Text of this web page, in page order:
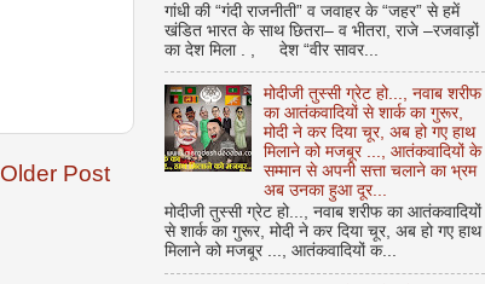
Older Post
गांधी की “गंदी राजनीती” व जवाहर के “जहर” से हमें
खंडित भारत के साथ छितरा– व भीतरा, राजे –रजवाड़ों
का देश मिला . , देश “वीर सावर...
मोदीजी तुस्सी ग्रेट हो..., नवाब शरीफ
का आतंकवादियों से शार्क का गुरूर,
मोदी ने कर दिया चूर, अब हो गए हाथ
मिलाने को मजबूर ..., आतंकवादियों के
सम्मान से अपनी सत्ता चलाने का भ्रम
अब उनका हुआ दूर...
मोदीजी तुस्सी ग्रेट हो..., नवाब शरीफ का आतंकवादियों
से शार्क का गुरूर, मोदी ने कर दिया चूर, अब हो गए हाथ
मिलाने को मजबूर ..., आतंकवादियों क...